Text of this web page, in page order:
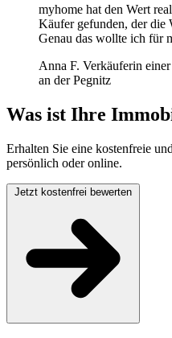
myhome hat den Wert
Käufer gefunden, der
Genau das wollte ich für
Anna F. Verkäuferin
an der Pegnitz
Was ist Ihre
Erhalten Sie eine kostenfreie
persönlich oder online.